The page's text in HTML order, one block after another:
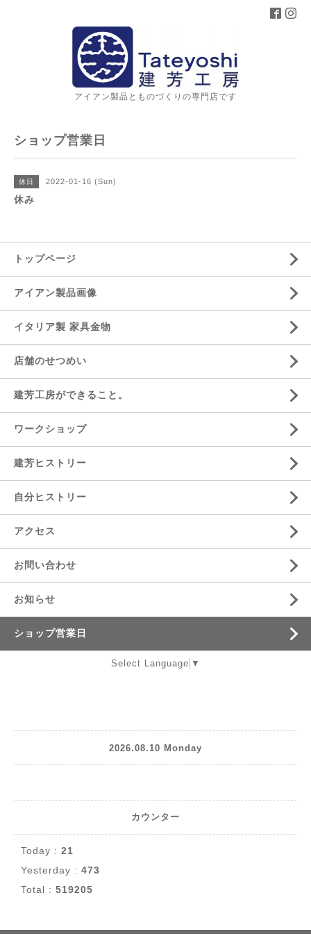
アイアン製品とものづくりの専門店です
ショップ営業日
休日 2022-01-16 (Sun)
休み
トップページ
アイアン製品画像
イタリア製 家具金物
店舗のせつめい
建芳工房ができること。
ワークショップ
建芳ヒストリー
自分ヒストリー
アクセス
お問い合わせ
お知らせ
ショップ営業日
Select Language ▼
2026.08.10 Monday
カウンター
Today : 21
Yesterday : 473
Total : 519205